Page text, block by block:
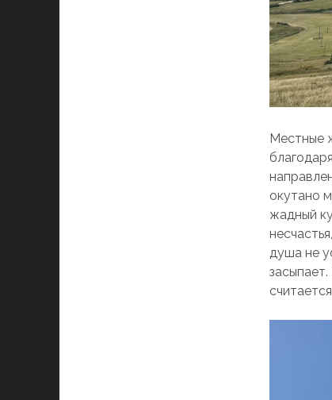
Местные
окутано
жадный
душа не